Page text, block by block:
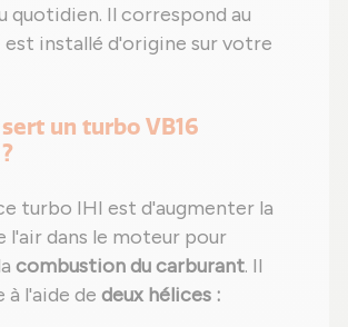
quotidien. Il correspond au
est installé d'origine sur votre
un turbo VB16
turbo IHI est d'augmenter la
l'air dans le moteur pour
combustion du carburant. Il
l'aide de deux hélices :